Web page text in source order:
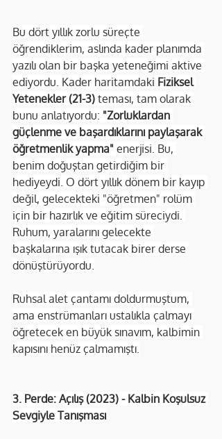
Bu dört yıllık zorlu süreçte
öğrendiklerim, aslında kader planımda
yazılı olan bir başka yeteneğimi aktive
ediyordu. Kader haritamdaki Fiziksel
Yetenekler (21-3) teması, tam olarak
bunu anlatıyordu: "Zorluklardan
güçlenme ve başardıklarını paylaşarak
öğretmenlik yapma" enerjisi. Bu,
benim doğuştan getirdiğim bir
hediyeydi. O dört yıllık dönem bir kayıp
değil, gelecekteki "öğretmen" rolüm
için bir hazırlık ve eğitim süreciydi.
Ruhum, yaralarını gelecekte
başkalarına ışık tutacak birer derse
dönüştürüyordu.
Ruhsal alet çantamı doldurmuştum,
ama enstrümanları ustalıkla çalmayı
öğretecek en büyük sınavım, kalbimin
kapısını henüz çalmamıştı.
3. Perde: Açılış (2023) - Kalbin Koşulsuz
Sevgiyle Tanışması